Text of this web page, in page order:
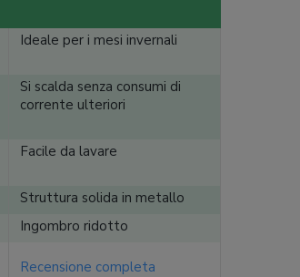
Ideale per i mesi invernali
Si scalda senza consumi di
corrente ulteriori
Facile da lavare
Struttura solida in metallo
Ingombro ridotto
Recensione completa